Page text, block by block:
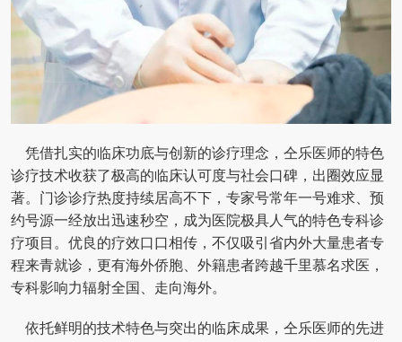
凭借扎实的临床功底与创新的诊疗理念，仝乐医师的特色
诊疗技术收获了极高的临床认可度与社会口碑，出圈效应显
著。门诊诊疗热度持续居高不下，专家号常年一号难求、预
约号源一经放出迅速秒空，成为医院极具人气的特色专科诊
疗项目。优良的疗效口口相传，不仅吸引省内外大量患者专
程来青就诊，更有海外侨胞、外籍患者跨越千里慕名求医，
专科影响力辐射全国、走向海外。
依托鲜明的技术特色与突出的临床成果，仝乐医师的先进